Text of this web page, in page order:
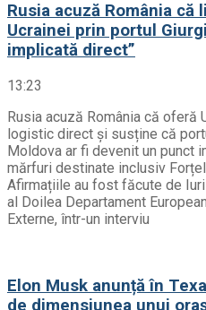
Rusia acuză România
Ucrainei prin portul
implicată direct”
13:23
Rusia acuză România că oferă
logistic direct și susține că
Moldova ar fi devenit un punct
mărfuri destinate inclusiv
Afirmațiile au fost făcute de
al Doilea Departament
Externe, într-un interviu
Elon Musk anunță în
de dimensiunea unui